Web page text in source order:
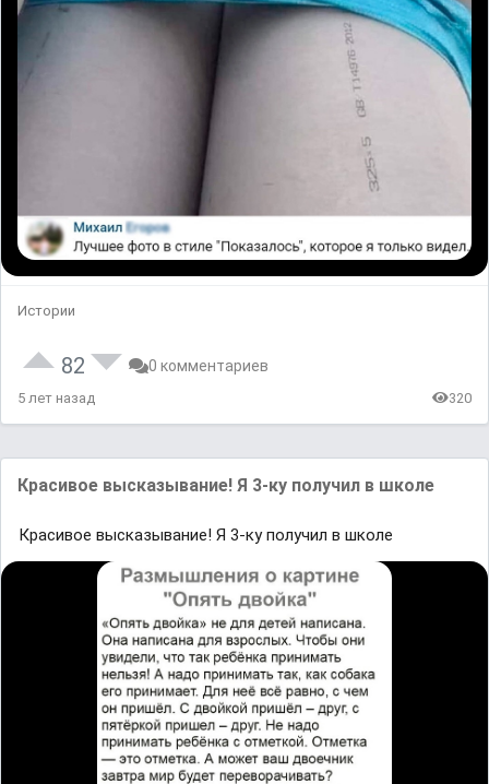
Истории
82 0 комментариев
5 лет назад 320
Красивое высказывание! Я 3-ку получил в школе
Красивое высказывание! Я 3-ку получил в школе